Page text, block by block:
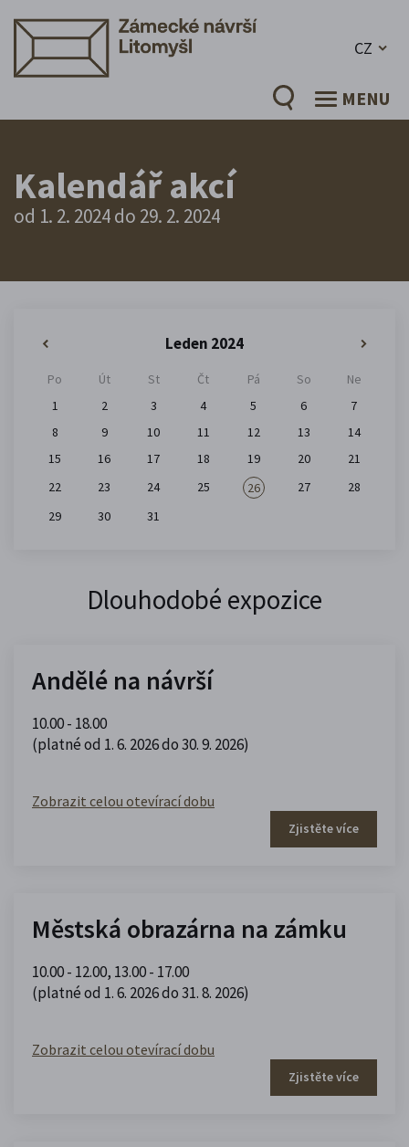
CZ
MENU
Kalendář akcí
od 1. 2. 2024 do 29. 2. 2024
Leden 2024
Po Út St Čt Pá So
Ne
1
2 3 4 5 6
7
8
9 10 11 12 13
14
15
16 17 18 19 20
21
22
23 24 25 26 27
28
29
30 31
Dlouhodobé expozice
Andělé na návrší
10.00 - 18.00
(platné od 1. 6. 2026 do 30. 9. 2026)
Zobrazit celou otevírací dobu
Zjistěte více
Městská obrazárna na zámku
10.00 - 12.00, 13.00 - 17.00
(platné od 1. 6. 2026 do 31. 8. 2026)
Zobrazit celou otevírací dobu
Zjistěte více